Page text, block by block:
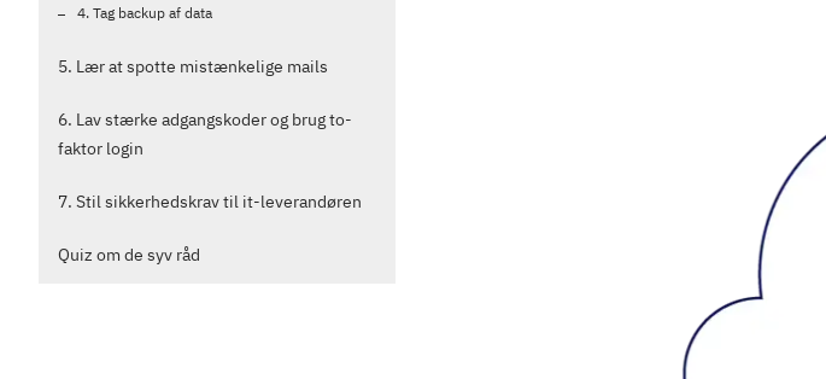
4. Tag backup af data
5. Lær at spotte mistænkelige mails
6. Lav stærke adgangskoder og brug to-
faktor login
7. Stil sikkerhedskrav til it-leverandøren
Quiz om de syv råd